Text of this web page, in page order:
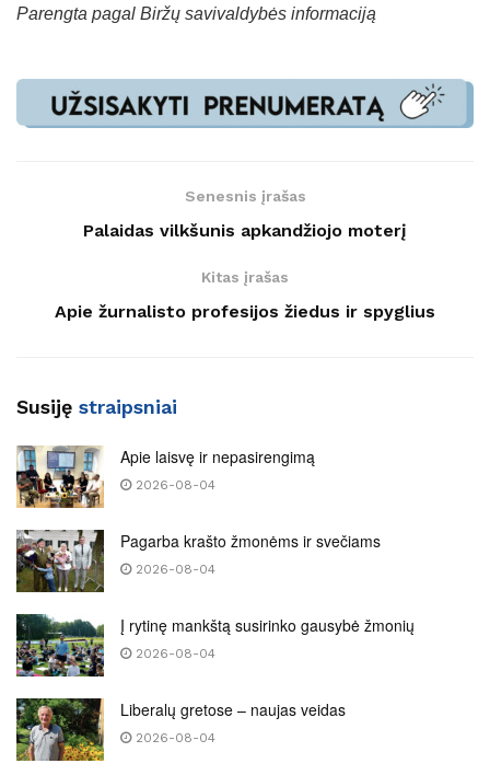
Parengta pagal Biržų savivaldybės informaciją
Senesnis įrašas
Palaidas vilkšunis apkandžiojo moterį
Kitas įrašas
Apie žurnalisto profesijos žiedus ir spyglius
Susiję straipsniai
Apie laisvę ir nepasirengimą
2026-08-04
Pagarba krašto žmonėms ir svečiams
2026-08-04
Į rytinę mankštą susirinko gausybė žmonių
2026-08-04
Liberalų gretose – naujas veidas
2026-08-04